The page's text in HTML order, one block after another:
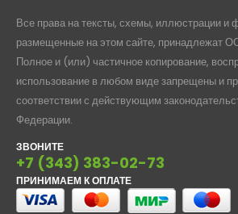
Все права на тексты, схемы, иллюстрации и
размещенные на этом сайте, принадлежат
Полное и (или) частичное копирование,
использование в любом виде запрещены и
соответствии с действующим
Федерации.
ЗВОНИТЕ
+7 (343) 383-02-73
ПРИНИМАЕМ К ОПЛАТЕ